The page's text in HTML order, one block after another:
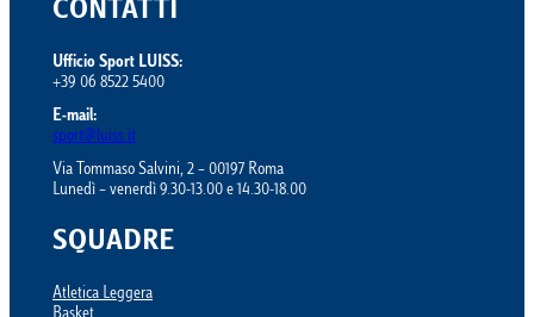
CONTATTI
Ufficio Sport LUISS:
+39 06 8522 5400
E-mail:
sport@luiss.it
Via Tommaso Salvini, 2 – 00197 Roma
Lunedì – venerdì 9.30-13.00 e 14.30-18.00
SQUADRE
Atletica Leggera